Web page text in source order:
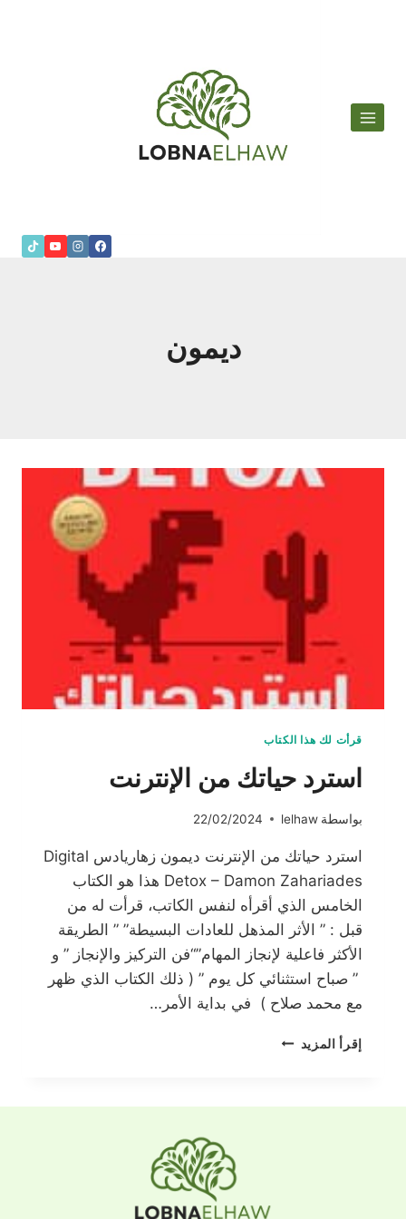
ديمون
قرأت لك هذا الكتاب
استرد حياتك من الإنترنت
بواسطة lelhaw
22/02/2024
استرد حياتك من الإنترنت ديمون زهاريادس Digital
Detox – Damon Zahariades هذا هو الكتاب
الخامس الذي أقرأه لنفس الكاتب، قرأت له من
قبل : ” الأثر المذهل للعادات البسيطة” ” الطريقة
الأكثر فاعلية لإنجاز المهام”“فن التركيز والإنجاز ” و
” صباح استثنائي كل يوم ” ( ذلك الكتاب الذي ظهر
مع محمد صلاح ) في بداية الأمر…
إقرأ المزيد استرد